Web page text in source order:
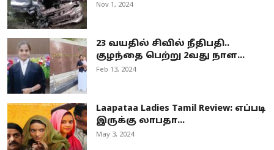
Nov 1, 2024
23 வயதில் சிவில் நீதிபதி..
குழந்தை பெற்று 2வது நாள...
Feb 13, 2024
Laapataa Ladies Tamil Review: எப்படி
இருக்கு லாபதா...
May 3, 2024